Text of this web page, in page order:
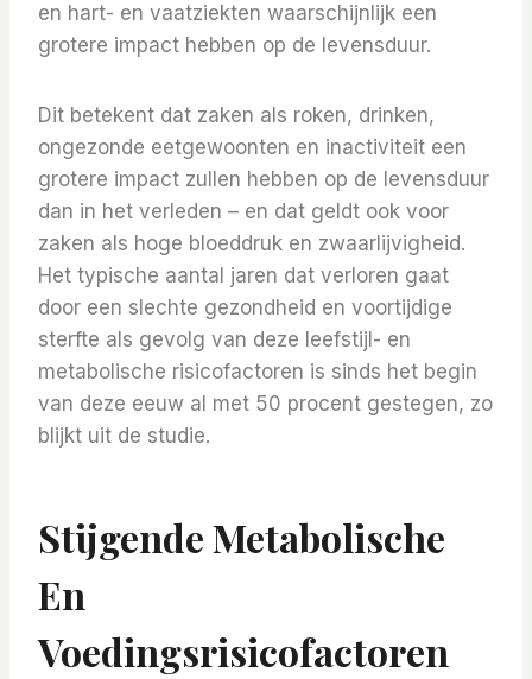
en hart- en vaatziekten waarschijnlijk een
grotere impact hebben op de levensduur.
Dit betekent dat zaken als roken, drinken,
ongezonde eetgewoonten en inactiviteit een
grotere impact zullen hebben op de levensduur
dan in het verleden – en dat geldt ook voor
zaken als hoge bloeddruk en zwaarlijvigheid.
Het typische aantal jaren dat verloren gaat
door een slechte gezondheid en voortijdige
sterfte als gevolg van deze leefstijl- en
metabolische risicofactoren is sinds het begin
van deze eeuw al met 50 procent gestegen, zo
blijkt uit de studie.
Stijgende Metabolische
En
Voedingsrisicofactoren